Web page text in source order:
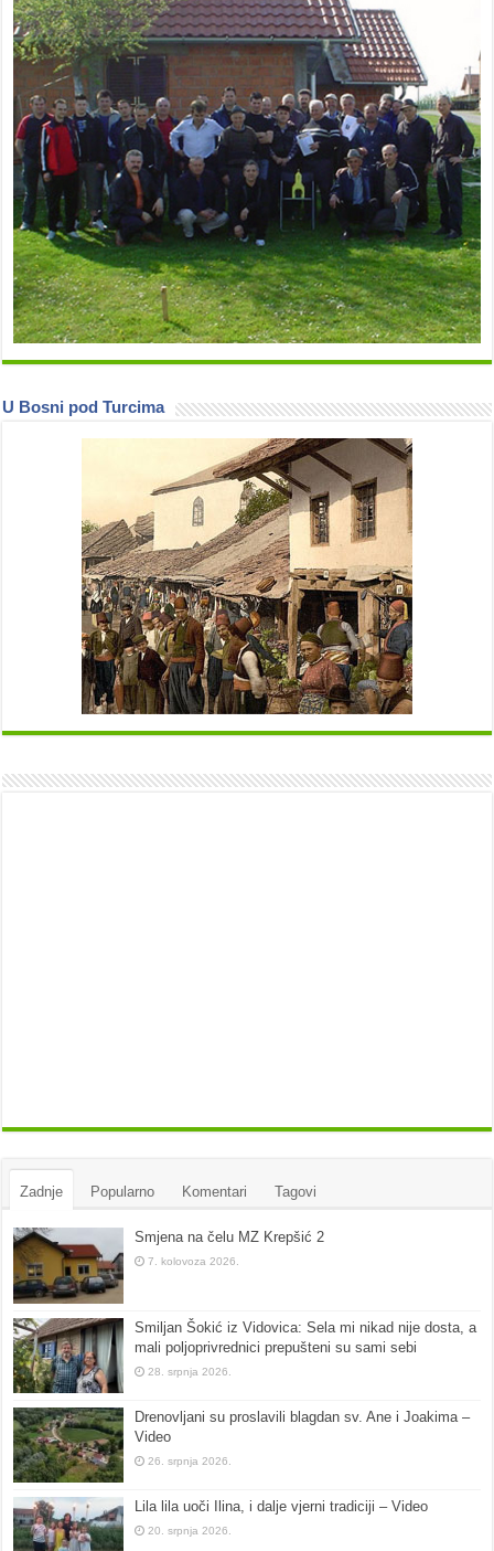
U Bosni pod Turcima
Zadnje Popularno Komentari Tagovi
Smjena na čelu MZ Krepšić 2
7. kolovoza 2026.
Smiljan Šokić iz Vidovica: Sela mi nikad nije dosta, a
mali poljoprivrednici prepušteni su sami sebi
28. srpnja 2026.
Drenovljani su proslavili blagdan sv. Ane i Joakima –
Video
26. srpnja 2026.
Lila lila uoči Ilina, i dalje vjerni tradiciji – Video
20. srpnja 2026.